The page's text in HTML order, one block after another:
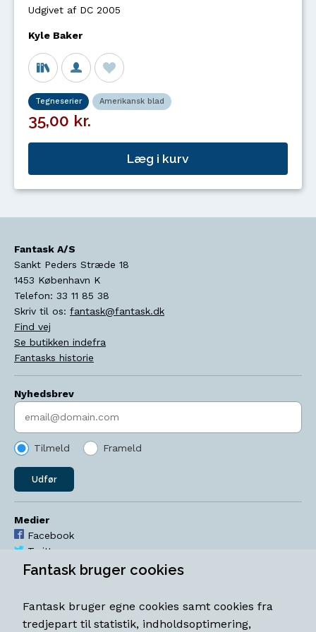
Udgivet af DC 2005
Kyle Baker
Tegneserier Amerikansk blad
35,00 kr.
Læg i kurv
Fantask A/S
Sankt Peders Stræde 18
1453 København K
Telefon: 33 11 85 38
Skriv til os: fantask@fantask.dk
Find vej
Se butikken indefra
Fantasks historie
Nyhedsbrev
Indtast søgeord
Tilmeld Frameld
Udfør
Medier
Facebook
Twitter
YouTube
Åbningstider
Fantask bruger cookies
Fantask bruger egne cookies samt cookies fra
tredjepart til statistik, indholdsoptimering,